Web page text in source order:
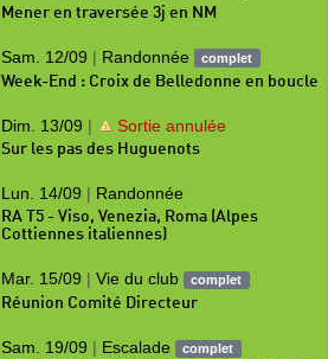
Mener en traversée 3j en NM
Sam. 12/09 | Randonnée complet
Week-End : Croix de Belledonne en boucle
Dim. 13/09 | Sortie annulée
Sur les pas des Huguenots
Lun. 14/09 | Randonnée
RA T5 - Viso, Venezia, Roma (Alpes
Cottiennes italiennes)
Mar. 15/09 | Vie du club complet
Réunion Comité Directeur
Sam. 19/09 | Escalade complet